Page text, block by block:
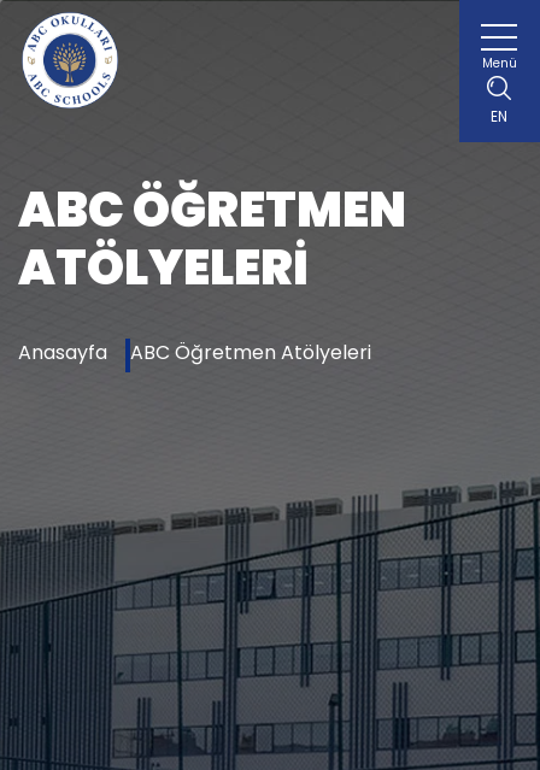
Menü
EN
ABC ÖĞRETMEN
ATÖLYELERI
Anasayfa ABC Öğretmen Atölyeleri